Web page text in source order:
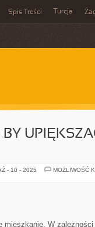
Spis Treści Turcja
- 10 - 2025
MOŻLIWOŚĆ
mieszkanie. W